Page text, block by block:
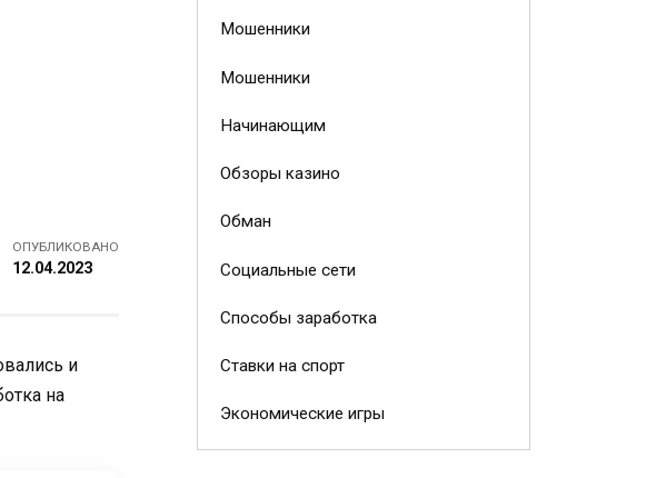
ОПУБЛИКОВАНО
12.04.2023
и
на
Мошенники
Мошенники
Начинающим
Обзоры казино
Обман
Социальные сети
Способы заработка
Ставки на спорт
Экономические игры